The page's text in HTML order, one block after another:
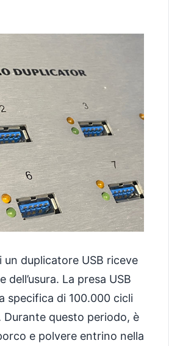
un duplicatore USB riceve
dell’usura. La presa USB
specifica di 100.000 cicli
Durante questo periodo, è
e polvere entrino nella